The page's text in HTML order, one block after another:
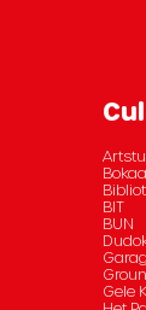
BIT
BUN
Gele